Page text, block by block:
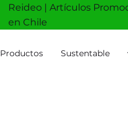
Productos Sustentable
Reideo | Artículos
en Chile